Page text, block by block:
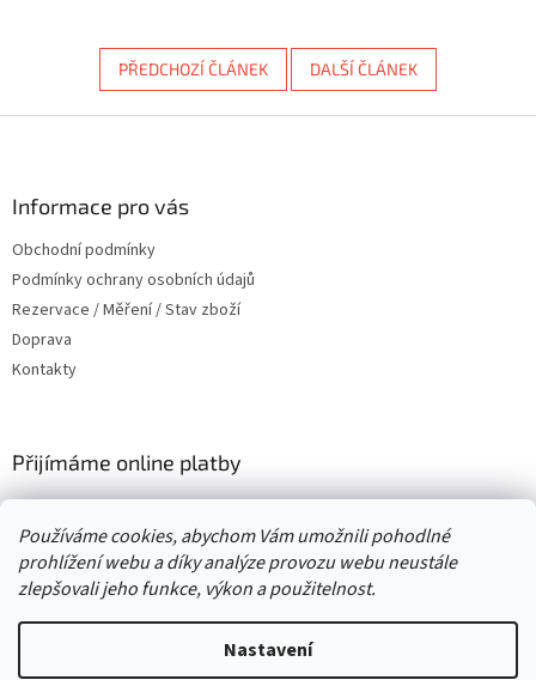
Používáme cookies, abychom Vám umožnili pohodlné
prohlížení webu a díky analýze provozu webu neustále
zlepšovali jeho funkce, výkon a použitelnost.
Nastavení
PŘEDCHOZÍ ČLÁNEK DALŠÍ ČLÁNEK
Informace pro vás
Obchodní podmínky
Podmínky ochrany osobních údajů
Rezervace / Měření / Stav zboží
Doprava
Kontakty
Přijímáme online platby